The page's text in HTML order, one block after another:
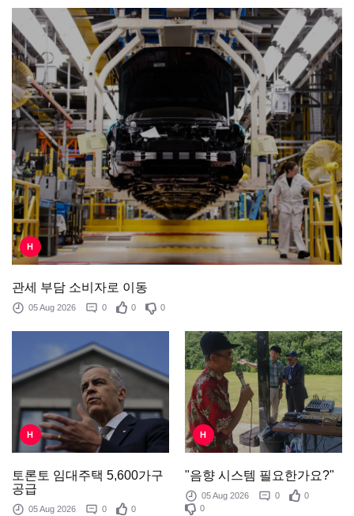
H
관세 부담 소비자로 이동
05 Aug 2026 0 0 0
H
토론토 임대주택 5,600가구
공급
05 Aug 2026 0
0
H
"음향 시스템 필요한가요?"
05 Aug 2026 0
0
0